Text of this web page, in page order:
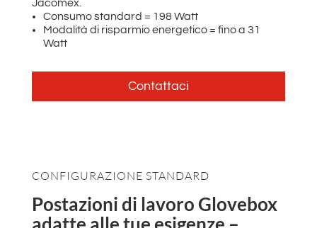
Jacomex.
Consumo standard = 198 Watt
Modalità di risparmio energetico = fino a 31
Watt
Contattaci
CONFIGURAZIONE STANDARD
Postazioni di lavoro Glovebox